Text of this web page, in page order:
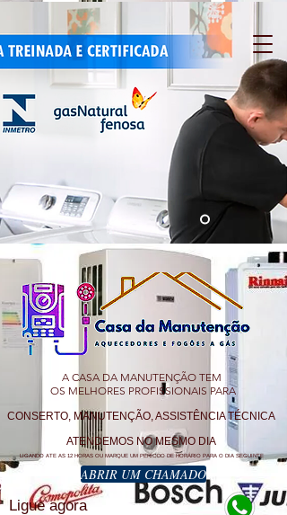
A CASA DA MANUTENÇÃO TEM
OS MELHORES PROFISSIONAIS PARA
CONSERTO, MANUTENÇÃO, ASSISTÊNCIA TÉCNICA
ATENDEMOS NO MESMO DIA
LIGANDO ATE AS 12 HORAS OU MARQUE UM PERÍODO DE HORÁRIO PARA O DIA SEGUINTE
ABRIR UM CHAMADO
Ligue agora